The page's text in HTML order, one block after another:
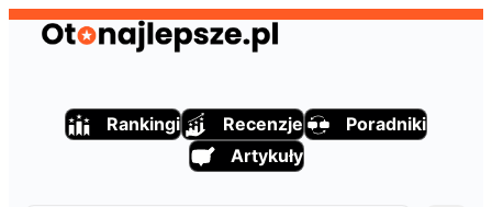
Przejdź
Rankingi Recenzje
Poradniki
Artykuły